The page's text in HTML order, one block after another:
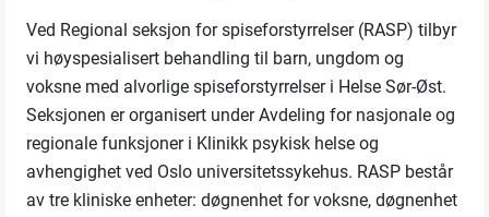
Ved Regional seksjon for spiseforstyrrelser (RASP) tilbyr
vi høyspesialisert behandling til barn, ungdom og
voksne med alvorlige spiseforstyrrelser i Helse Sør-Øst.
Seksjonen er organisert under Avdeling for nasjonale og
regionale funksjoner i Klinikk psykisk helse og
avhengighet ved Oslo universitetssykehus. RASP består
av tre kliniske enheter: døgnenhet for voksne, døgnenhet